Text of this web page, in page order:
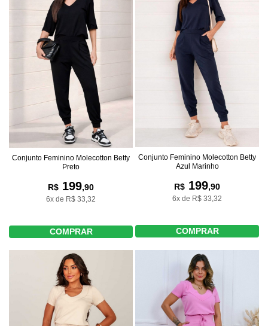
Conjunto Feminino Molecotton Betty
Preto
R$ 199,90
6x de R$ 33,32
COMPRAR
Conjunto Feminino Molecotton Betty
Azul Marinho
R$ 199,90
6x de R$ 33,32
COMPRAR